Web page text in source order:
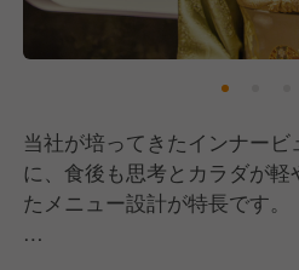
当社が培ってきたインナー
に、食後も思考とカラダが
たメニュー設計が特長です。